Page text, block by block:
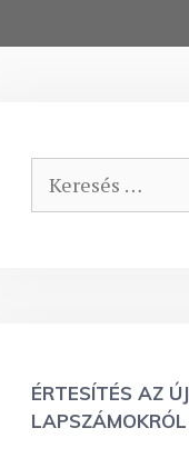
Keresés:
ÉRTESÍTÉS AZ ÚJ
LAPSZÁMOKRÓL